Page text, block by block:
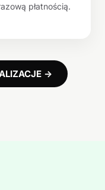
płatnością.
→